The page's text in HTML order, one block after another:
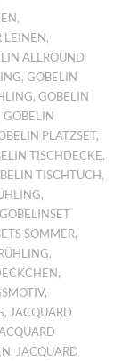
,
LEINEN ,
ALLROUND
,GOBELIN
,GOBELIN
,GOBELIN
PLATZSET,
TISCHDECKE,
TISCHTUCH ,
,
GOBELINSET
SOMMER,
,
,
,
, JACQUARD
, JACQUARD